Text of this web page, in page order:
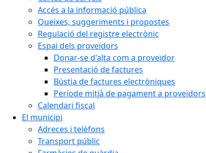
Accés a la informació pública
Queixes, suggeriments i propostes
Regulació del registre electrònic
Espai dels proveïdors
Donar-se d'alta com a proveïdor
Presentació de factures
Bústia de factures electròniques
Període mitjà de pagament a proveïdors
Calendari fiscal
El municipi
Adreces i telèfons
Transport públic